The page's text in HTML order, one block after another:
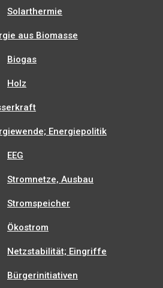
Solarthermie
aus Biomasse
Biogas
Holz
Energiepolitik
EEG
Stromnetze, Ausbau
Stromspeicher
Ökostrom
Netzstabilität; Eingriffe
Bürgerinitiativen